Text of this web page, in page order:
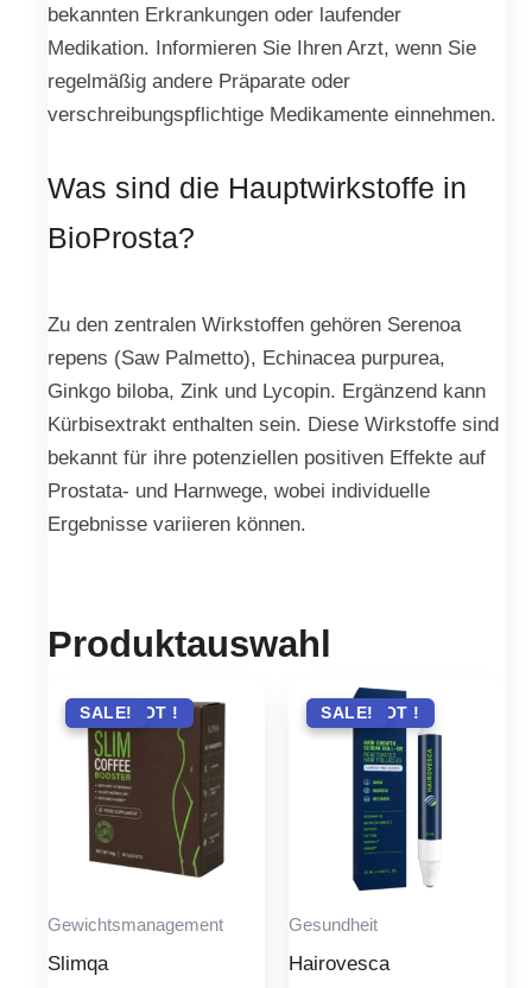
bekannten Erkrankungen oder laufender
Medikation. Informieren Sie Ihren Arzt, wenn Sie
regelmäßig andere Präparate oder
verschreibungspflichtige Medikamente einnehmen.
Was sind die Hauptwirkstoffe in
BioProsta?
Zu den zentralen Wirkstoffen gehören Serenoa
repens (Saw Palmetto), Echinacea purpurea,
Ginkgo biloba, Zink und Lycopin. Ergänzend kann
Kürbisextrakt enthalten sein. Diese Wirkstoffe sind
bekannt für ihre potenziellen positiven Effekte auf
Prostata- und Harnwege, wobei individuelle
Ergebnisse variieren können.
Produktauswahl
ANGEBOT !
SALE!
Gewichtsmanagement
Slimqa
ANGEBOT !
SALE!
Gesundheit
Hairovesca